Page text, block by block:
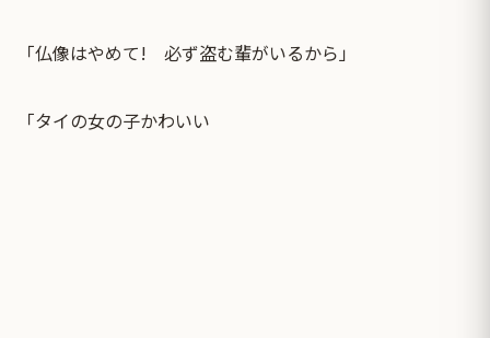
「仏像はやめて! 必ず盗む輩がいるから」
「タイの女の子かわいい